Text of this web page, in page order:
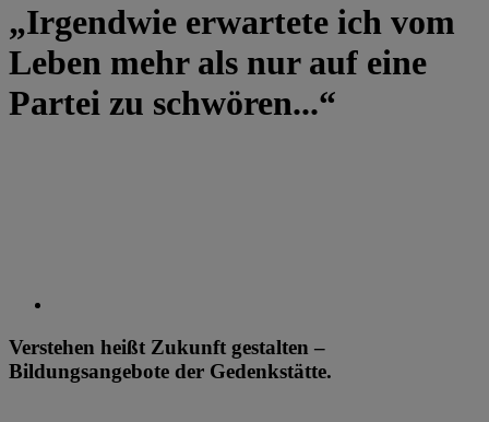
„Irgendwie erwartete ich vom
Leben mehr als nur auf eine
Partei zu schwören...“
Verstehen heißt Zukunft gestalten –
Bildungsangebote der Gedenkstätte.